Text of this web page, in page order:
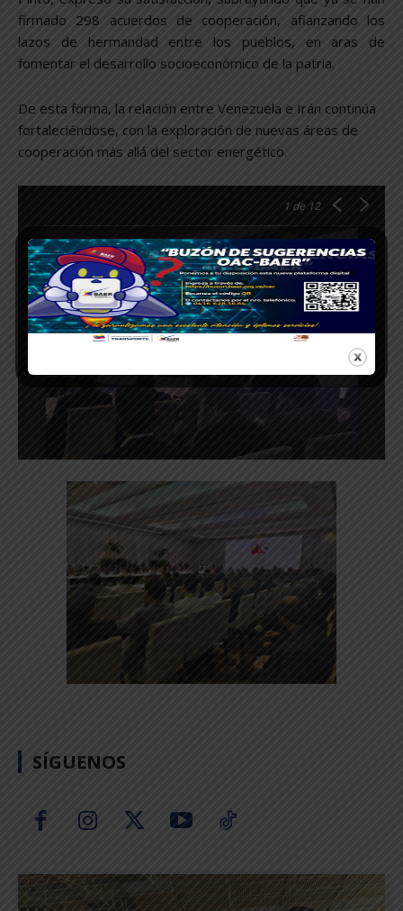
firmado 298 acuerdos de cooperación, afianzando los
lazos de hermandad entre los pueblos, en aras de
fomentar el desarrollo socioeconómico de la patria.
De esta forma, la relación entre Venezuela e Irán continúa
fortaleciéndose, con la exploración de nuevas áreas de
cooperación más allá del sector energético.
1 de 12
SÍGUENOS